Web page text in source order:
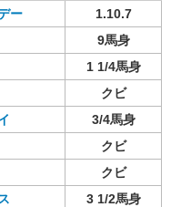
ー
1.10.7
9馬身
1 1/4馬身
クビ
3/4馬身
クビ
クビ
3 1/2馬身